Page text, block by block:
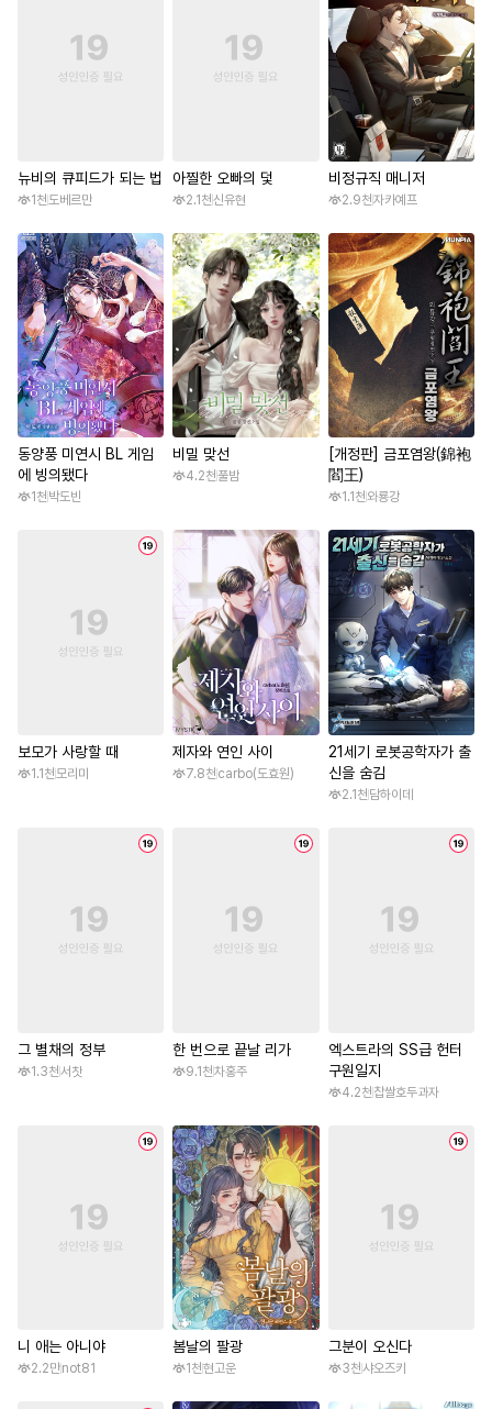
뉴비의 큐피드가 되는 법
1천 도베르만
아찔한 오빠의 덫
2.1천신유현
비정규직 매니저
2.9천자카예프
동양풍 미연시 BL 게임
에 빙의됐다
1천 박도빈
비밀 맞선
4.2천풀밤
[개정판] 금포염왕(錦袍
閻王)
1.1천와룡강
보모가 사랑할 때
1.1천모리미
제자와 연인 사이
7.8천 carbo(도효원)
21세기 로봇공학자가 출
신을 숨김
2.1천 담하이데
그 별채의 정부
1.3천서찻
한 번으로 끝날 리가
9.1천차홍주
엑스트라의 SS급 헌터
구원일지
4.2천찹쌀호두과자
니 애는 아니야
2.2만not81
봄날의 팔광
1천현고운
그분이 오신다
3천샤오즈키